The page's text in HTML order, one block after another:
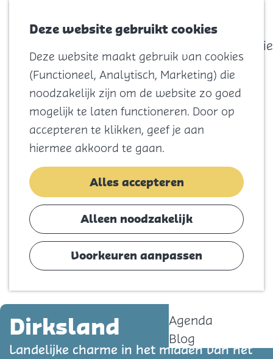
Deze website gebruikt cookies
Deze website maakt gebruik van cookies
(Functioneel, Analytisch, Marketing) die
noodzakelijk zijn om de website zo goed
mogelijk te laten functioneren. Door op
accepteren te klikken, geef je aan
hiermee akkoord te gaan.
Alles accepteren
Alleen noodzakelijk
Voorkeuren aanpassen
a
Menu
Zoeken
Watersport
Eilandhistorie
Voor kids
Naar het
strand
Natuur
Cultuur en
Winkelen
Koningsdag
Blijf
Eten
Slapen
Agenda
Blog
Dirksland
Landelijke charme in het midden van het